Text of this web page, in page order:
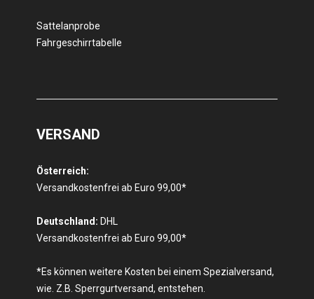
Sattelanprobe
Fahrgeschirrtabelle
VERSAND
Österreich:
Versandkostenfrei ab Euro 99,00*
Deutschland: DHL
Versandkostenfrei ab Euro 99,00*
*Es können weitere Kosten bei einem Spezialversand,
wie. Z.B. Sperrgurtversand, entstehen.